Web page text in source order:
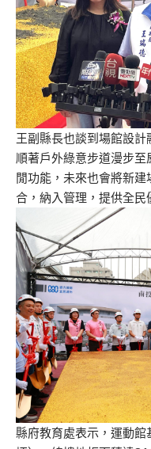
王副縣長也談到場館設
順著戶外綠意步道漫步
閒功能，未來也會將新
合，納入管理，提供全民
縣府教育處表示，運動